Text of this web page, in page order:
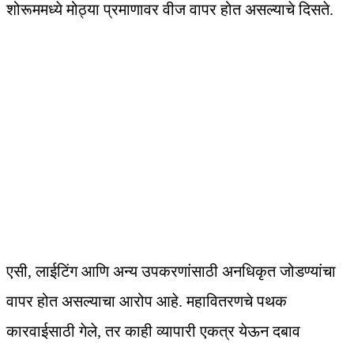
शोरूममध्ये मोठ्या प्रमाणावर वीज वापर होत असल्याचे दिसते.
एसी, लाईटिंग आणि अन्य उपकरणांसाठी अनधिकृत जोडण्यांचा
वापर होत असल्याचा आरोप आहे. महावितरणचे पथक
कारवाईसाठी गेले, तर काही व्यापारी एकत्र येऊन दबाव